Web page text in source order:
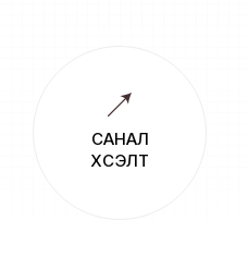
САНАЛ
ХҮСЭЛТ